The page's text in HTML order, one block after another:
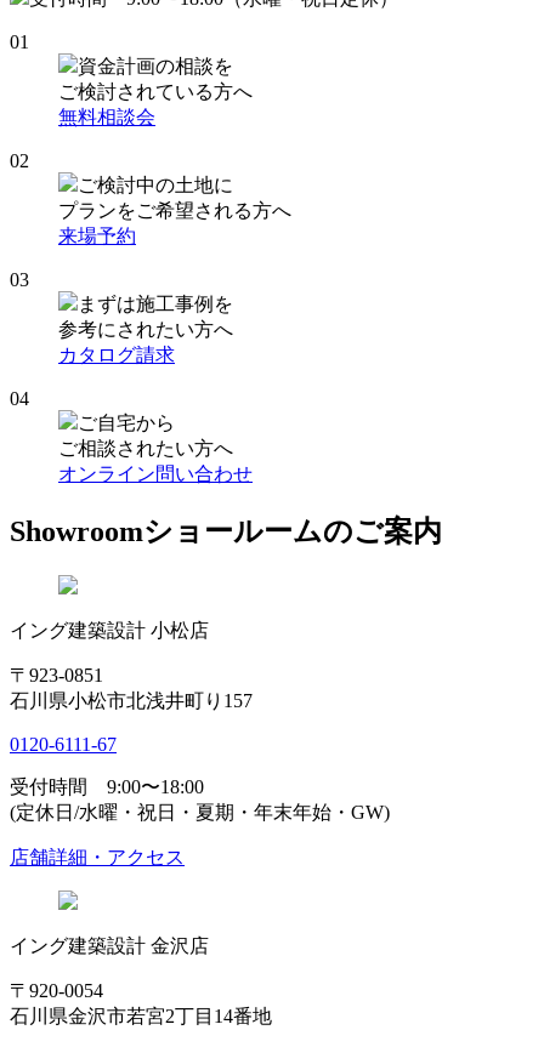
01
資金計画の相談を
ご検討されている方へ
無料相談会
02
ご検討中の土地に
プランをご希望される方へ
来場予約
03
まずは施工事例を
参考にされたい方へ
カタログ請求
04
ご自宅から
ご相談されたい方へ
オンライン問い合わせ
Showroomショールームのご案内
イング建築設計 小松店
〒923-0851
石川県小松市北浅井町り157
0120-6111-67
受付時間 9:00〜18:00
(定休日/水曜・祝日・夏期・年末年始・GW)
店舗詳細・アクセス
イング建築設計 金沢店
〒920-0054
石川県金沢市若宮2丁目14番地